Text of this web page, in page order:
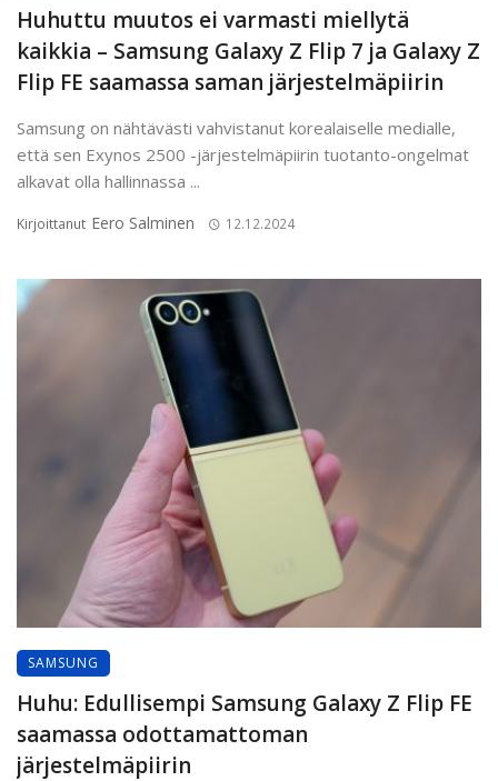
Huhuttu muutos ei varmasti miellytä
kaikkia – Samsung Galaxy Z Flip 7 ja Galaxy Z
Flip FE saamassa saman järjestelmäpiirin
Samsung on nähtävästi vahvistanut korealaiselle medialle,
että sen Exynos 2500 -järjestelmäpiirin tuotanto-ongelmat
alkavat olla hallinnassa ...
Kirjoittanut Eero Salminen 12.12.2024
SAMSUNG
Huhu: Edullisempi Samsung Galaxy Z Flip FE
saamassa odottamattoman
järjestelmäpiirin